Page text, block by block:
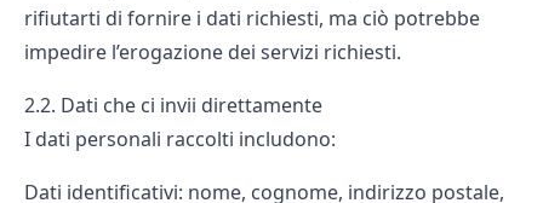
rifiutarti di fornire i dati richiesti, ma ciò potrebbe
impedire l’erogazione dei servizi richiesti.
2.2. Dati che ci invii direttamente
I dati personali raccolti includono:
Dati identificativi: nome, cognome, indirizzo postale,